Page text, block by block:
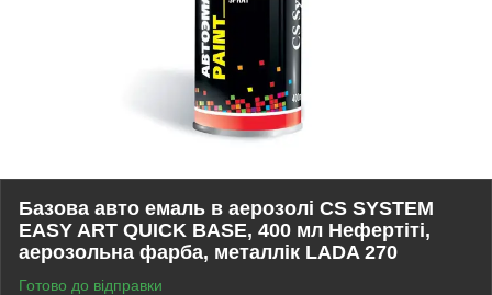
Базова авто емаль в аерозолі CS SYSTEM
EASY ART QUICK BASE, 400 мл Нефертіті,
аерозольна фарба, металлік LADA 270
Готово до відправки